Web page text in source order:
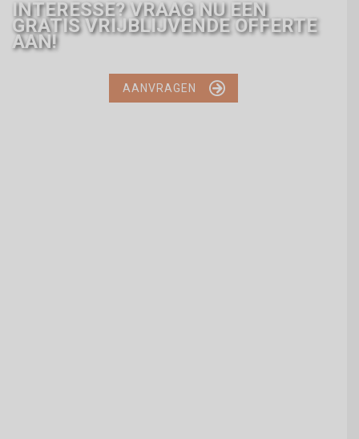
INTERESSE? VRAAG NU EEN
GRATIS VRIJBLIJVENDE OFFERTE
AAN!
AANVRAGEN 